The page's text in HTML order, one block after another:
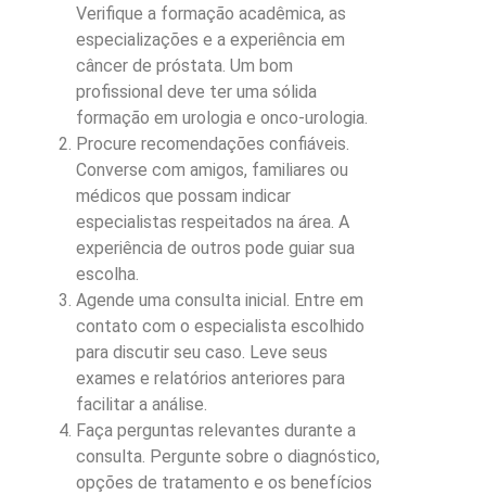
Verifique a formação acadêmica, as
especializações e a experiência em
câncer de próstata. Um bom
profissional deve ter uma sólida
formação em urologia e onco-urologia.
Procure recomendações confiáveis.
Converse com amigos, familiares ou
médicos que possam indicar
especialistas respeitados na área. A
experiência de outros pode guiar sua
escolha.
Agende uma consulta inicial. Entre em
contato com o especialista escolhido
para discutir seu caso. Leve seus
exames e relatórios anteriores para
facilitar a análise.
Faça perguntas relevantes durante a
consulta. Pergunte sobre o diagnóstico,
opções de tratamento e os benefícios